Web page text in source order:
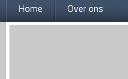
Home Over ons